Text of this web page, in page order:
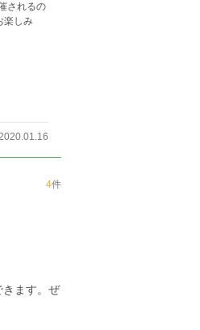
されるの
4件
きます。ぜ